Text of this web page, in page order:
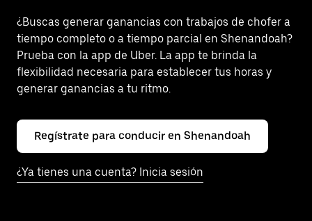
¿Buscas generar ganancias con trabajos de chofer a
tiempo completo o a tiempo parcial en Shenandoah?
Prueba con la app de Uber. La app te brinda la
flexibilidad necesaria para establecer tus horas y
generar ganancias a tu ritmo.
Regístrate para conducir en Shenandoah
¿Ya tienes una cuenta? Inicia sesión